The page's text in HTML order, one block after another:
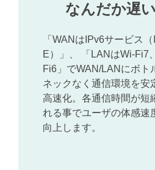
なんだか遅い
「WANはIPv6サービス
E）」、 「LANはWi-Fi7
Fi6」でWAN/LANにボト
ネックなく通信環境を安
高速化。各通信時間が短
れる事でユーザの体感速
向上します。